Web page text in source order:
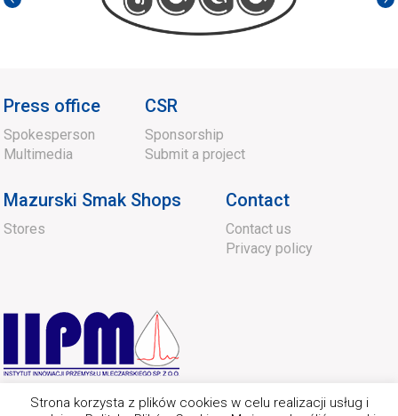
Press office
Spokesperson
Multimedia
CSR
Sponsorship
Submit a project
Mazurski Smak Shops
Stores
Contact
Contact us
Privacy policy
Strona korzysta z plików cookies w celu realizacji usług i